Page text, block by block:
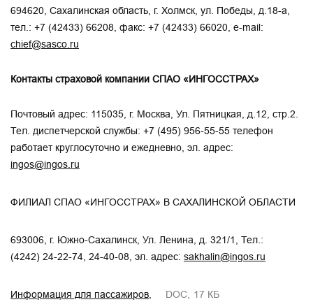
694620, Сахалинская область, г. Холмск, ул. Победы, д.18-а,
тел.: +7 (42433) 66208 , факс: +7 (42433) 66020 , e-mail:
chief@sasco.ru
Контакты страховой компании СПАО «ИНГОССТРАХ»
Почтовый адрес: 115035, г. Москва, Ул. Пятницкая, д.12, стр.2.
Тел. диспетчерской службы: +7 (495) 956-55-55 телефон
работает круглосуточно и ежедневно, эл. адрес:
ingos@ingos.ru
ФИЛИАЛ СПАО «ИНГОССТРАХ» В САХАЛИНСКОЙ ОБЛАСТИ
693006, г. Южно-Сахалинск, Ул. Ленина, д. 321/1, Тел.:
(4242) 24-22-74 24-40-08 , эл. адрес: sakhalin@ingos.ru
Информация для пассажиров DOC 17 КБ